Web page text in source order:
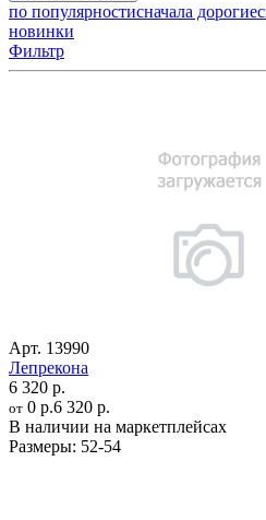
по популярностисначала дорогие
новинки
Фильтр
Арт. 13990
Лепрекона
6 320 р.
от 0 р.6 320 р.
В наличии на маркетплейсах
Размеры: 52-54